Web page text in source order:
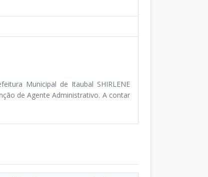
Municipal de Itaubal SHIRLENE
de Agente Administrativo. A contar